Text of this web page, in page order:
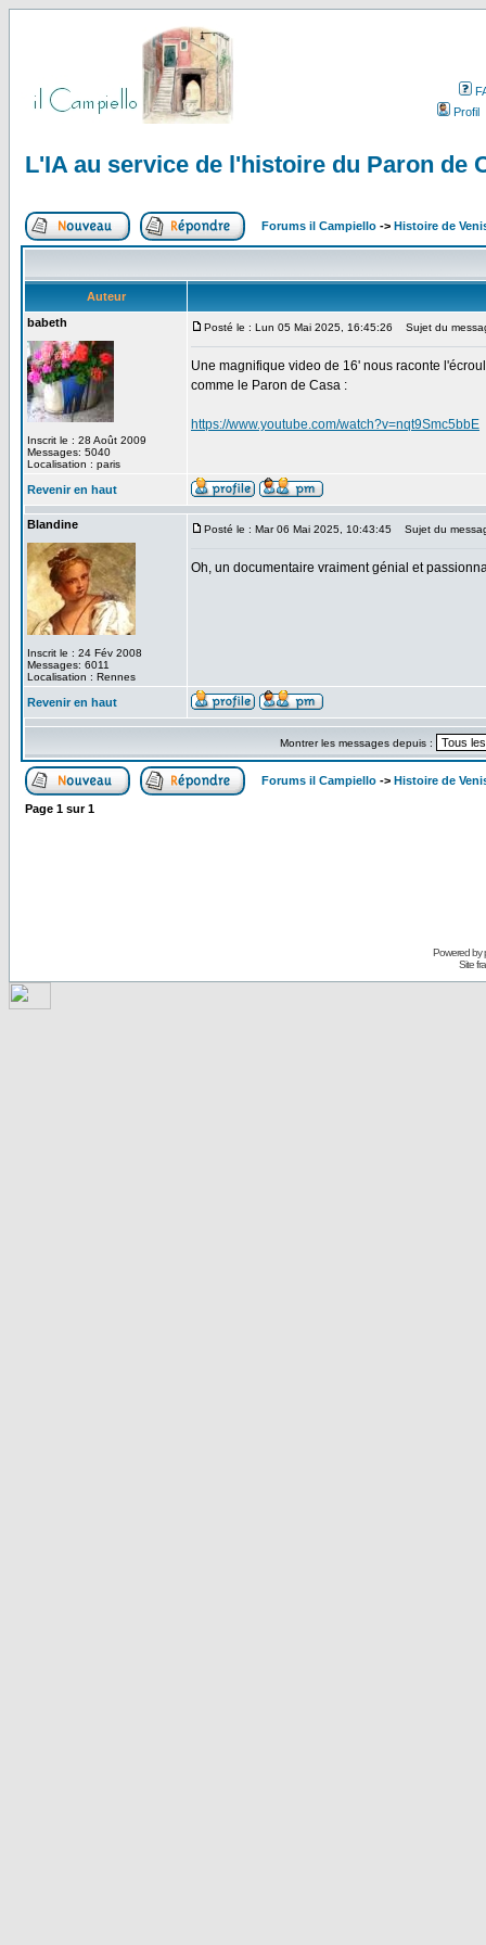
Profil
L'IA au service de l'histoire du Paron de
Forums il Campiello -> Histoire de
Auteur
babeth
Inscrit le : 28 Août 2009
Messages: 5040
Localisation : paris
Posté le : Lun 05 Mai 2025, 16:45:26 Sujet du
Une magnifique video de 16' nous raconte
comme le Paron de Casa :
https://www.youtube.com/watch?v=nqt9Smc5bbE
Revenir en haut
Blandine
Inscrit le : 24 Fév 2008
Messages: 6011
Localisation : Rennes
Posté le : Mar 06 Mai 2025, 10:43:45 Sujet du
Oh, un documentaire vraiment génial et
Revenir en haut
Montrer les messages depuis :
Forums il Campiello -> Histoire de
Page 1 sur1
Powered by
Site